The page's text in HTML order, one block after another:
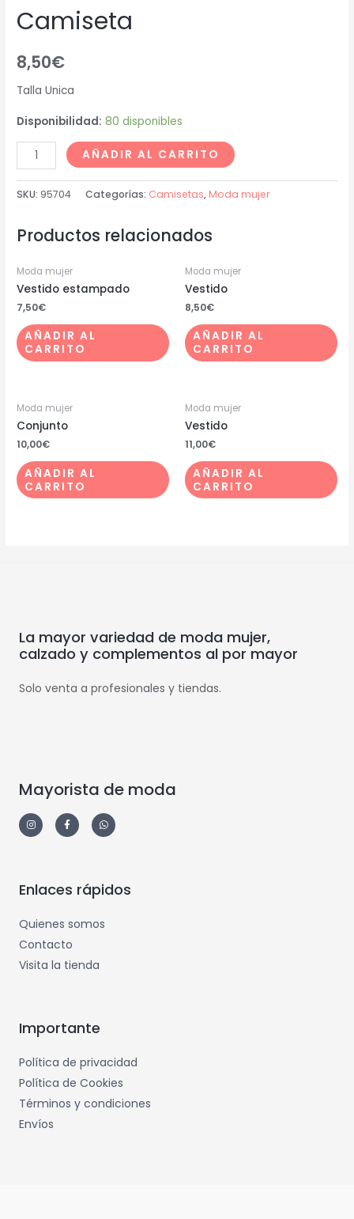
Camiseta
8,50€
Talla Unica
Disponibilidad: 80 disponibles
AÑADIR AL CARRITO
SKU: 95704 Categorías: Camisetas, Moda mujer
Productos relacionados
Moda mujer
Vestido estampado
7,50€
AÑADIR AL
CARRITO
Moda mujer
Vestido
8,50€
AÑADIR AL
CARRITO
Moda mujer
Conjunto
10,00€
AÑADIR AL
CARRITO
Moda mujer
Vestido
11,00€
AÑADIR AL
CARRITO
La mayor variedad de moda mujer,
calzado y complementos al por mayor
Solo venta a profesionales y tiendas.
Mayorista de moda
Enlaces rápidos
Quienes somos
Contacto
Visita la tienda
Importante
Política de privacidad
Política de Cookies
Términos y condiciones
Envíos